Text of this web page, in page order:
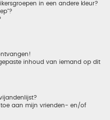
in een andere kleur?
inhoud van iemand op dit
toe aan mijn vrienden- en/of